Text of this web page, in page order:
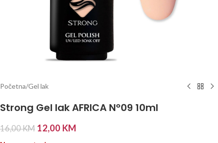
Početna/Gel lak
Strong Gel lak AFRICA N°09 10ml
16,00KM 12,00 KM